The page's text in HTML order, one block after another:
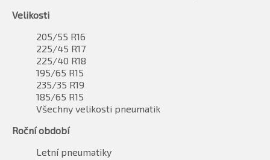
Velikosti
205/55 R16
225/45 R17
225/40 R18
195/65 R15
235/35 R19
185/65 R15
Všechny velikosti pneumatik
Roční období
Letní pneumatiky